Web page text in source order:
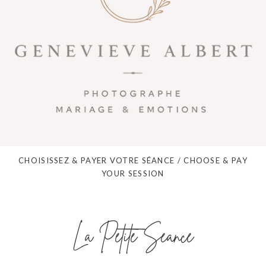
CHOISISSEZ & PAYER VOTRE SÉANCE / CHOOSE & PAY
YOUR SESSION
La Petite Séance